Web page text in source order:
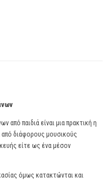
από παιδιά είναι μια πρακτική η
από διάφορους μουσικούς
είτε ως ένα μέσον
όμως κατακτώνται και